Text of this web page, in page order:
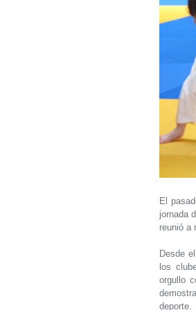
El
jornada
reunió a
Desde
los
orgullo
deporte.